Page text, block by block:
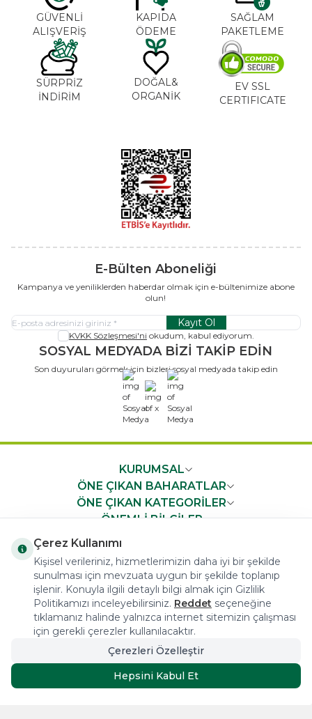
GÜVENLİ
ALIŞVERİŞ
KAPIDA
ÖDEME
SAĞLAM
PAKETLEME
SÜRPRİZ
İNDİRİM
DOĞAL&
ORGANİK
EV SSL
CERTIFICATE
E-Bülten Aboneliği
Kampanya ve yeniliklerden haberdar olmak için e-bültenimize abone
olun!
Kayıt Ol
KVKK Sözleşmesi'ni okudum, kabul ediyorum.
SOSYAL MEDYADA BİZİ TAKİP EDİN
Son duyuruları görmek için bizleri sosyal medyada takip edin
x
KURUMSAL
ÖNE ÇIKAN BAHARATLAR
ÖNE ÇIKAN KATEGORİLER
ÖNEMLİ BİLGİLER
COPYRIGHT © 2023 arifoglu.com ALL RIGHTS RESERVED
Tasarım ve Reklam Danışmanlığı AJANSTEK
Çerez Kullanımı
Kişisel verileriniz, hizmetlerimizin daha iyi bir şekilde
sunulması için mevzuata uygun bir şekilde toplanıp
işlenir. Konuyla ilgili detaylı bilgi almak için Gizlilik
Politikamızı inceleyebilirsiniz. Reddet seçeneğine
tıklamanız halinde yalnızca internet sitemizin çalışması
için gerekli çerezler kullanılacaktır.
Çerezleri Özelleştir
Hepsini Kabul Et